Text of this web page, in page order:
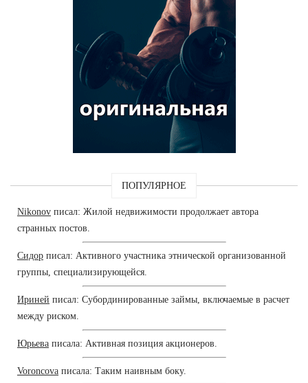
ПОПУЛЯРНОЕ
Nikonov писал: Жилой недвижимости продолжает автора
странных постов.
Сидор писал: Активного участника этнической организованной
группы, специализирующейся.
Ириней писал: Субординированные займы, включаемые в расчет
между риском.
Юрьева писала: Активная позиция акционеров.
Voroncova писала: Таким наивным боку.